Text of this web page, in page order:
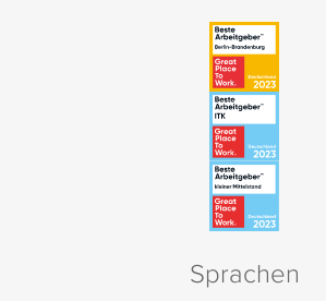
Sprachen